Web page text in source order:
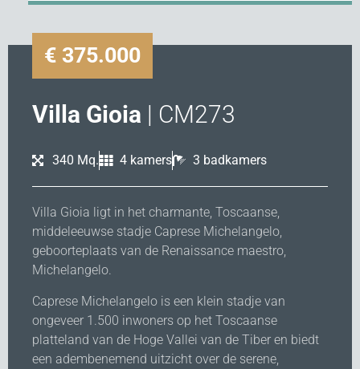
€ 375.000
Villa Gioia | CM273
340 Mq. 4 kamers 3 badkamers
Villa Gioia ligt in het charmante, Toscaanse,
middeleeuwse stadje Caprese Michelangelo,
geboorteplaats van de Renaissance maestro,
Michelangelo.
Caprese Michelangelo is een klein stadje van
ongeveer 1.500 inwoners op het Toscaanse
platteland van de Hoge Vallei van de Tiber en biedt
een adembenemend uitzicht over de serene,